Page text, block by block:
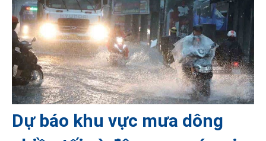
Dự báo khu vực mưa dông